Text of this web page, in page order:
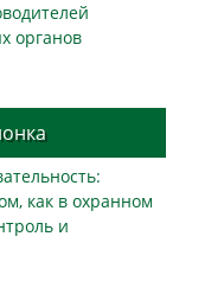
органов
как в охранном
и